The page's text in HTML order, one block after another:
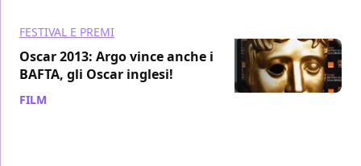
FESTIVAL E PREMI
Oscar 2013: Argo vince anche i
BAFTA, gli Oscar inglesi!
FILM